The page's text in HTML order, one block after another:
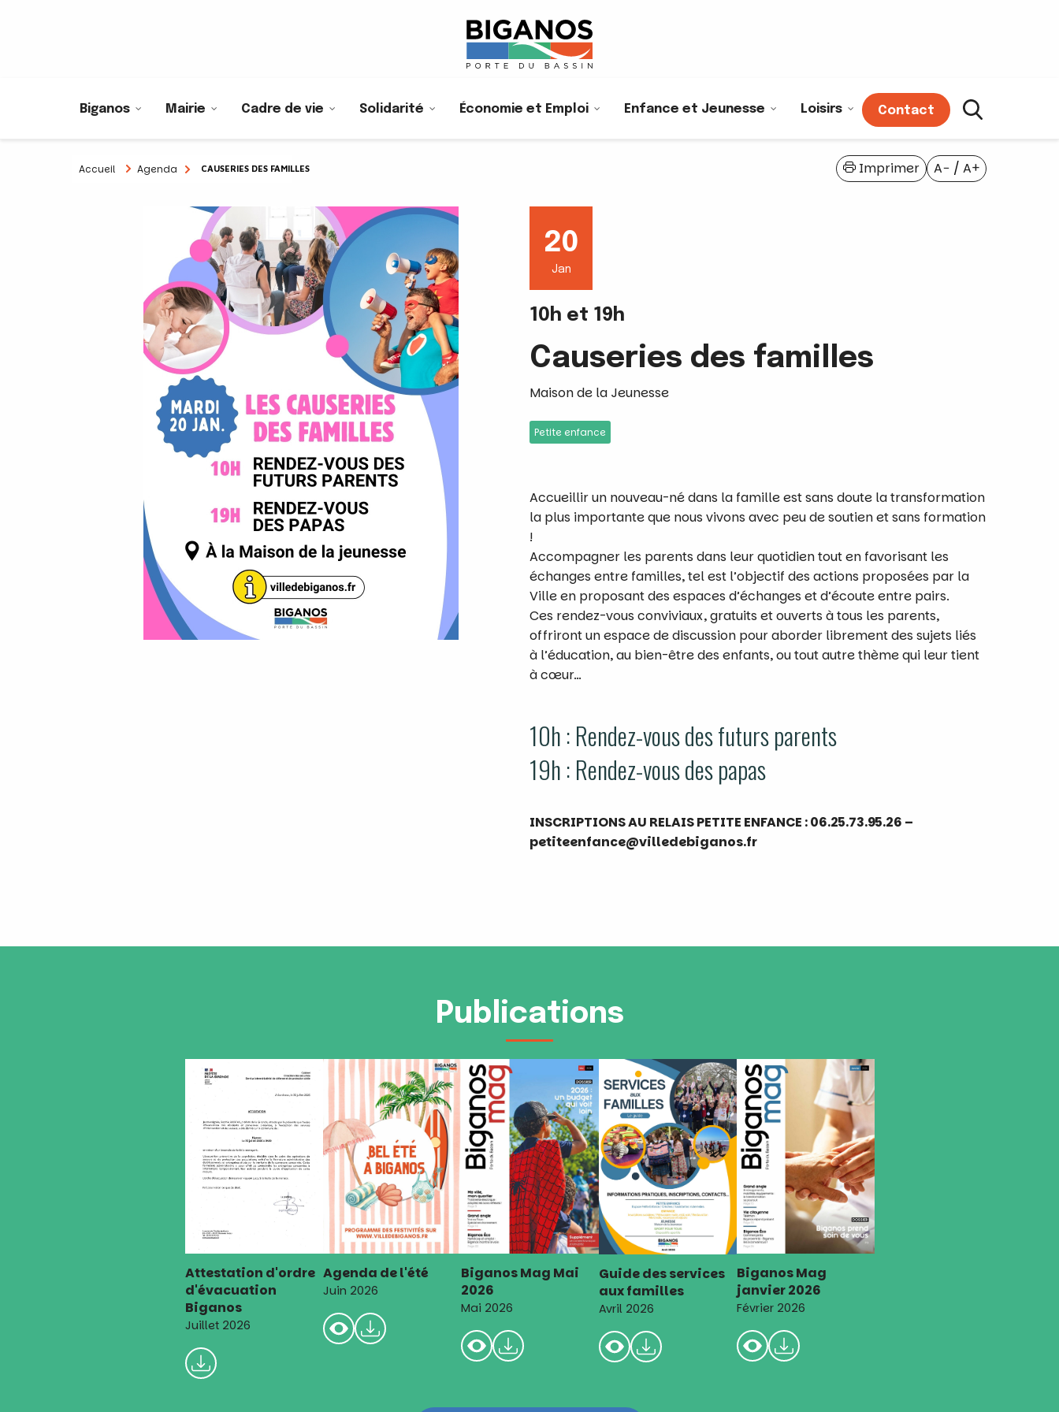
Biganos Mairie Cadre de vie Solidarité Économie et Emploi Enfance et Jeunesse Loisirs Contact
Accueil Agenda CAUSERIES DES FAMILLES A− / A+
Imprimer
20
Jan
10h et 19h
Causeries des familles
Maison de la Jeunesse
Petite enfance
Accueillir un nouveau-né dans la famille est sans doute la transformation
la plus importante que nous vivons avec peu de soutien et sans formation
!
Accompagner les parents dans leur quotidien tout en favorisant les
échanges entre familles, tel est l’objectif des actions proposées par la
Ville en proposant des espaces d’échanges et d’écoute entre pairs.
Ces rendez-vous conviviaux, gratuits et ouverts à tous les parents,
offriront un espace de discussion pour aborder librement des sujets liés
à l’éducation, au bien-être des enfants, ou tout autre thème qui leur tient
à cœur…
10h : Rendez-vous des futurs parents
19h : Rendez-vous des papas
INSCRIPTIONS AU RELAIS PETITE ENFANCE : 06.25.73.95.26 –
petiteenfance@villedebiganos.fr
Publications
Attestation d'ordre
d'évacuation
Biganos
Juillet 2026
Agenda de l'été
Juin 2026
Biganos Mag Mai
2026
Mai 2026
Guide des services
aux familles
Avril 2026
Biganos Mag
janvier 2026
Février 2026